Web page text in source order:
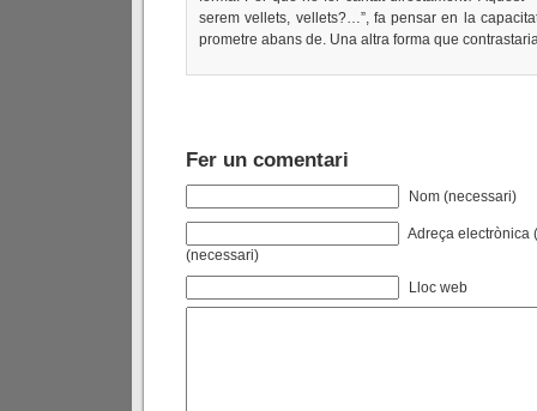
serem vellets, vellets?…”, fa pensar en la
prometre abans de. Una altra forma que
Fer un comentari
Nom (necessari)
Adreça electrònica
(necessari)
Lloc web